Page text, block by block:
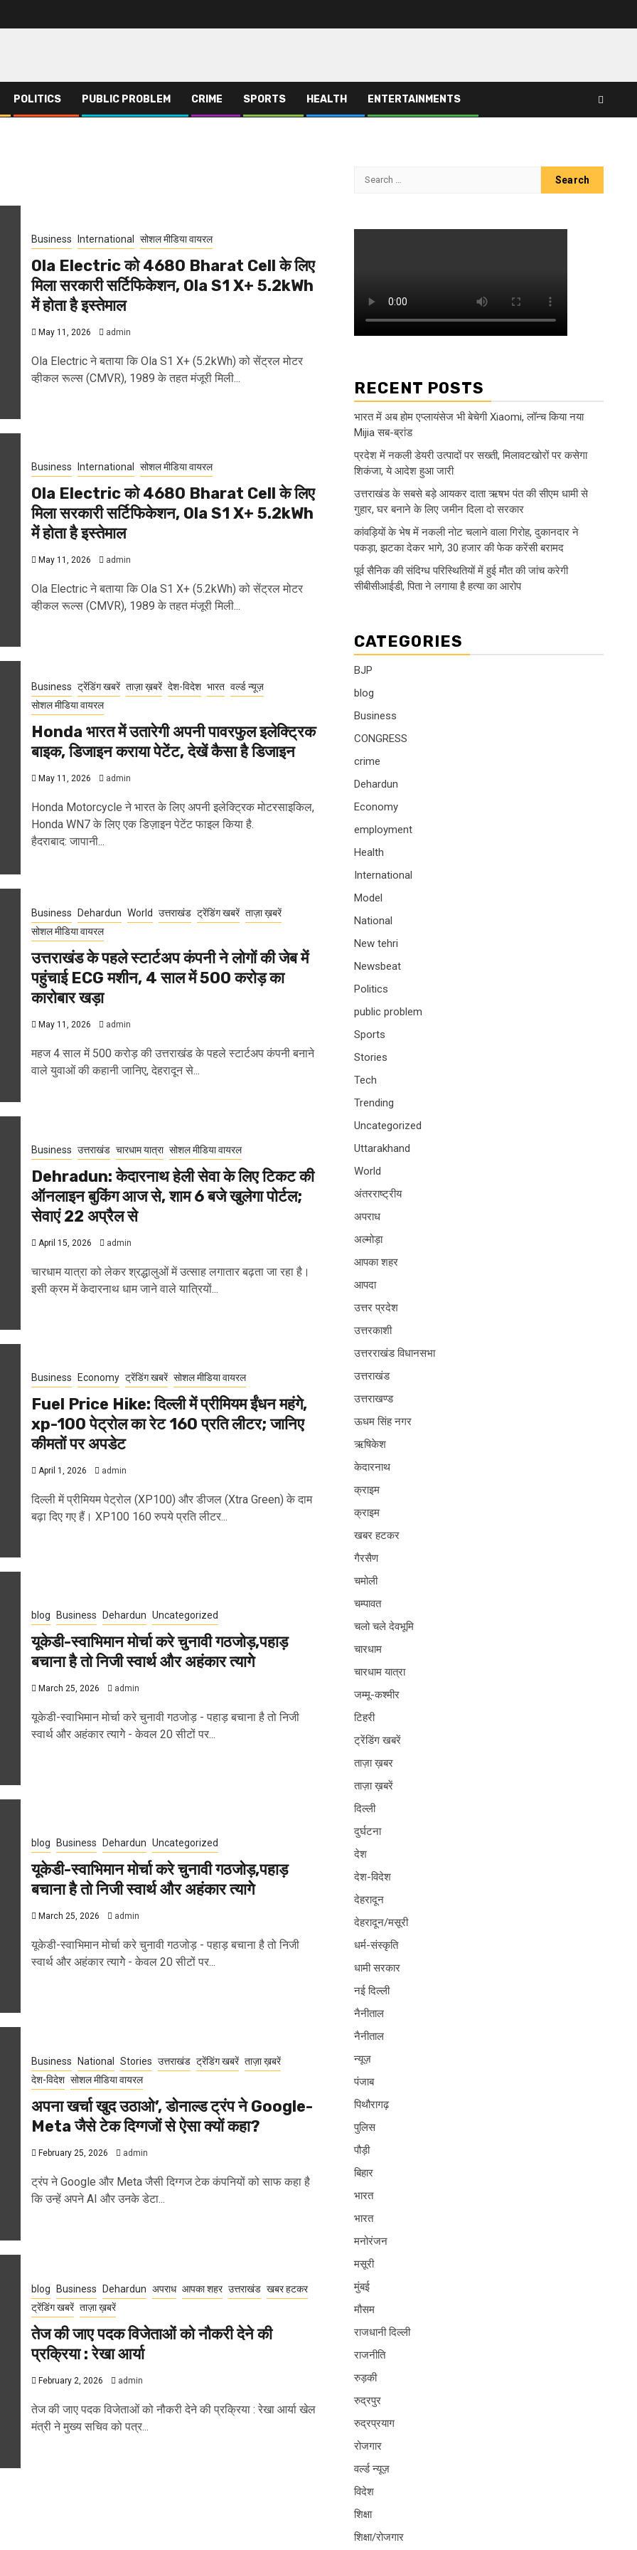
POLITICS PUBLIC PROBLEM CRIME SPORTS HEALTH ENTERTAINMENTS
Business International सोशल मीडिया वायरल
Ola Electric को 4680 Bharat Cell के लिए
मिला सरकारी सर्टिफिकेशन, Ola S1 X+ 5.2kWh
में होता है इस्तेमाल
May 11, 2026 admin
Ola Electric ने बताया कि Ola S1 X+ (5.2kWh) को सेंट्रल मोटर
व्हीकल रूल्स (CMVR), 1989 के तहत मंजूरी मिली...
Business International सोशल मीडिया वायरल
Ola Electric को 4680 Bharat Cell के लिए
मिला सरकारी सर्टिफिकेशन, Ola S1 X+ 5.2kWh
में होता है इस्तेमाल
May 11, 2026 admin
Ola Electric ने बताया कि Ola S1 X+ (5.2kWh) को सेंट्रल मोटर
व्हीकल रूल्स (CMVR), 1989 के तहत मंजूरी मिली...
Business ट्रेंडिंग खबरें ताज़ा ख़बरें देश-विदेश भारत वर्ल्ड न्यूज़
सोशल मीडिया वायरल
Honda भारत में उतारेगी अपनी पावरफुल इलेक्ट्रिक
बाइक, डिजाइन कराया पेटेंट, देखें कैसा है डिजाइन
May 11, 2026 admin
Honda Motorcycle ने भारत के लिए अपनी इलेक्ट्रिक मोटरसाइकिल,
Honda WN7 के लिए एक डिज़ाइन पेटेंट फाइल किया है.
हैदराबाद: जापानी...
Business Dehardun World उत्तराखंड ट्रेंडिंग खबरें ताज़ा ख़बरें
सोशल मीडिया वायरल
उत्तराखंड के पहले स्टार्टअप कंपनी ने लोगों की जेब में
पहुंचाई ECG मशीन, 4 साल में 500 करोड़ का
कारोबार खड़ा
May 11, 2026 admin
महज 4 साल में 500 करोड़ की उत्तराखंड के पहले स्टार्टअप कंपनी बनाने
वाले युवाओं की कहानी जानिए, देहरादून से...
Business उत्तराखंड चारधाम यात्रा सोशल मीडिया वायरल
Dehradun: केदारनाथ हेली सेवा के लिए टिकट की
ऑनलाइन बुकिंग आज से, शाम 6 बजे खुलेगा पोर्टल;
सेवाएं 22 अप्रैल से
April 15, 2026 admin
चारधाम यात्रा को लेकर श्रद्धालुओं में उत्साह लगातार बढ़ता जा रहा है।
इसी क्रम में केदारनाथ धाम जाने वाले यात्रियों...
Business Economy ट्रेंडिंग खबरें सोशल मीडिया वायरल
Fuel Price Hike: दिल्ली में प्रीमियम ईंधन महंगे,
xp-100 पेट्रोल का रेट ₹160 प्रति लीटर; जानिए
कीमतों पर अपडेट
April 1, 2026 admin
दिल्ली में प्रीमियम पेट्रोल (XP100) और डीजल (Xtra Green) के दाम
बढ़ा दिए गए हैं। XP100 160 रुपये प्रति लीटर...
blog Business Dehardun Uncategorized
यूकेडी-स्वाभिमान मोर्चा करे चुनावी गठजोड़,पहाड़
बचाना है तो निजी स्वार्थ और अहंकार त्यागेे
March 25, 2026 admin
यूकेडी-स्वाभिमान मोर्चा करे चुनावी गठजोड़ - पहाड़ बचाना है तो निजी
स्वार्थ और अहंकार त्यागेे - केवल 20 सीटों पर...
blog Business Dehardun Uncategorized
यूकेडी-स्वाभिमान मोर्चा करे चुनावी गठजोड़,पहाड़
बचाना है तो निजी स्वार्थ और अहंकार त्यागेे
March 25, 2026 admin
यूकेडी-स्वाभिमान मोर्चा करे चुनावी गठजोड़ - पहाड़ बचाना है तो निजी
स्वार्थ और अहंकार त्यागेे - केवल 20 सीटों पर...
Business National Stories उत्तराखंड ट्रेंडिंग खबरें ताज़ा ख़बरें
देश-विदेश सोशल मीडिया वायरल
अपना खर्चा खुद उठाओ’, डोनाल्ड ट्रंप ने Google-
Meta जैसे टेक दिग्गजों से ऐसा क्यों कहा?
February 25, 2026 admin
ट्रंप ने Google और Meta जैसी दिग्गज टेक कंपनियों को साफ कहा है
कि उन्हें अपने AI और उनके डेटा...
blog Business Dehardun अपराध आपका शहर उत्तराखंड खबर हटकर
ट्रेंडिंग खबरें ताज़ा ख़बरें
तेज की जाए पदक विजेताओं को नौकरी देने की
प्रक्रिया : रेखा आर्या
February 2, 2026 admin
तेज की जाए पदक विजेताओं को नौकरी देने की प्रक्रिया : रेखा आर्या खेल
मंत्री ने मुख्य सचिव को पत्र...
Search
RECENT POSTS
भारत में अब होम एप्लायंसेज भी बेचेगी Xiaomi, लॉन्च किया नया
Mijia सब-ब्रांड
प्रदेश में नकली डेयरी उत्पादों पर सख्ती, मिलावटखोरों पर कसेगा
शिकंजा, ये आदेश हुआ जारी
उत्तराखंड के सबसे बड़े आयकर दाता ऋषभ पंत की सीएम धामी से
गुहार, घर बनाने के लिए जमीन दिला दो सरकार
कांवड़ियों के भेष में नकली नोट चलाने वाला गिरोह, दुकानदार ने
पकड़ा, झटका देकर भागे, 30 हजार की फेक करेंसी बरामद
पूर्व सैनिक की संदिग्ध परिस्थितियों में हुई मौत की जांच करेगी
सीबीसीआईडी, पिता ने लगाया है हत्या का आरोप
CATEGORIES
BJP
blog
Business
CONGRESS
crime
Dehardun
Economy
employment
Health
International
Model
National
New tehri
Newsbeat
Politics
public problem
Sports
Stories
Tech
Trending
Uncategorized
Uttarakhand
World
अंतरराष्ट्रीय
अपराध
अल्मोड़ा
आपका शहर
आपदा
उत्तर प्रदेश
उत्तरकाशी
उत्तरराखंड विधानसभा
उत्तराखंड
उत्तराखण्ड
ऊधम सिंह नगर
ऋषिकेश
केदारनाथ
क्राइम
क्राइम
खबर हटकर
गैरसैण
चमोली
चम्पावत
चलो चले देवभूमि
चारधाम
चारधाम यात्रा
जम्मू-कश्मीर
टिहरी
ट्रेंडिंग खबरें
ताज़ा ख़बर
ताज़ा ख़बरें
दिल्ली
दुर्घटना
देश
देश-विदेश
देहरादून
देहरादून/मसूरी
धर्म-संस्कृति
धामी सरकार
नई दिल्ली
नैनीताल
नैनीताल
न्यूज़
पंजाब
पिथौरागढ़
पुलिस
पौड़ी
बिहार
भारत
भारत
मनोरंजन
मसूरी
मुंबई
मौसम
राजधानी दिल्ली
राजनीति
रुड़की
रुद्रपुर
रुद्रप्रयाग
रोजगार
वर्ल्ड न्यूज़
विदेश
शिक्षा
शिक्षा/रोजगार